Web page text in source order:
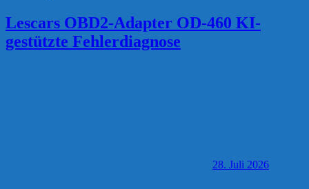
Lescars OBD2-Adapter OD-460 KI-
gestützte Fehlerdiagnose
28. Juli 2026